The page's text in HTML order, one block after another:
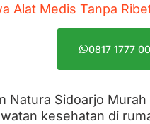
Alat Medis Tanpa
0817 1777
Natura Sidoarjo
kesehatan di